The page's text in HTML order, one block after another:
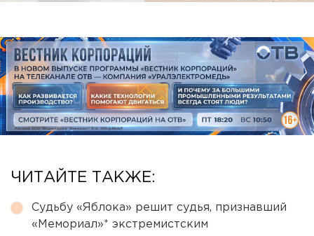
ЧИТАЙТЕ ТАКЖЕ:
Судьбу «Яблока» решит судья, признавший
«Мемориал»* экстремистским